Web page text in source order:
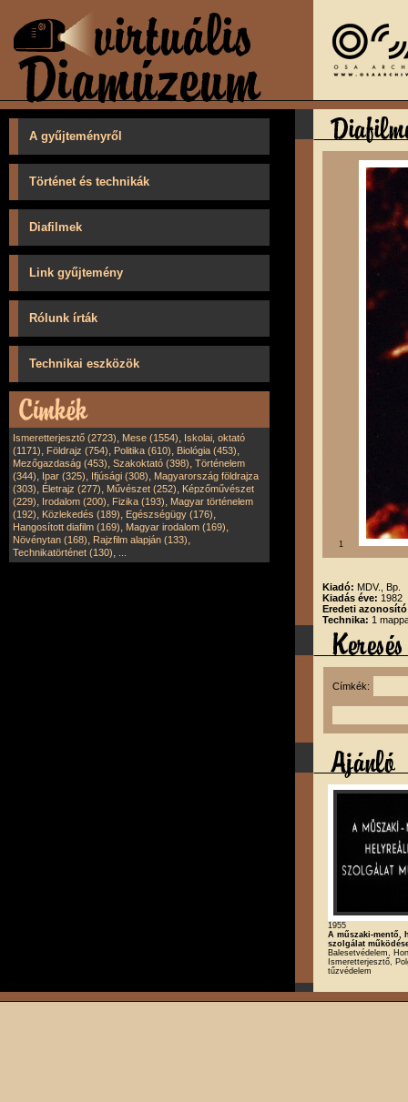
A gyűjteményről
Történet és technikák
Diafilmek
Link gyűjtemény
Rólunk írták
Technikai eszközök
Ismeretterjesztő (2723), Mese (1554), Iskolai, oktató
(1171), Földrajz (754), Politika (610), Biológia (453),
Mezőgazdaság (453), Szakoktató (398), Történelem
(344), Ipar (325), Ifjúsági (308), Magyarország földrajza
(303), Életrajz (277), Művészet (252), Képzőművészet
(229), Irodalom (200), Fizika (193), Magyar történelem
(192), Közlekedés (189), Egészségügy (176),
Hangosított diafilm (169), Magyar irodalom (169),
Növénytan (168), Rajzfilm alapján (133),
Technikatörténet (130),
1
Kiadó: MDV., Bp.
Kiadás éve: 1982
Eredeti
Technika: 1
Címkék:
1955
A műszaki-mentő,
szolgálat
Balesetvédelem,
Ismeretterjesztő,
tűzvédelem